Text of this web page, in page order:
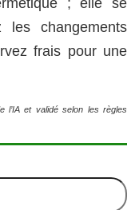
; elle se
changements
frais pour une
l’IA et validé selon les règles